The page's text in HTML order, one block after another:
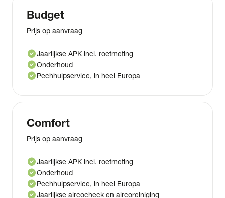
Budget
Prijs op aanvraag
check_circleJaarlijkse APK incl. roetmeting
check_circleOnderhoud
check_circlePechhulpservice, in heel Europa
Comfort
Prijs op aanvraag
check_circleJaarlijkse APK incl. roetmeting
check_circleOnderhoud
check_circlePechhulpservice, in heel Europa
check_circleJaarlijkse aircocheck en aircoreiniging